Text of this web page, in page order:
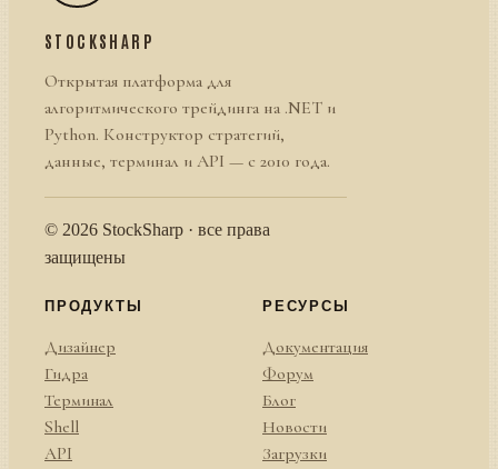
STOCKSHARP
Открытая платформа для
алгоритмического трейдинга на .NET и
Python. Конструктор стратегий,
данные, терминал и API — с 2010 года.
© 2026 StockSharp · все права
защищены
ПРОДУКТЫ
Дизайнер
Гидра
Терминал
Shell
API
РЕСУРСЫ
Документация
Форум
Блог
Новости
Загрузки